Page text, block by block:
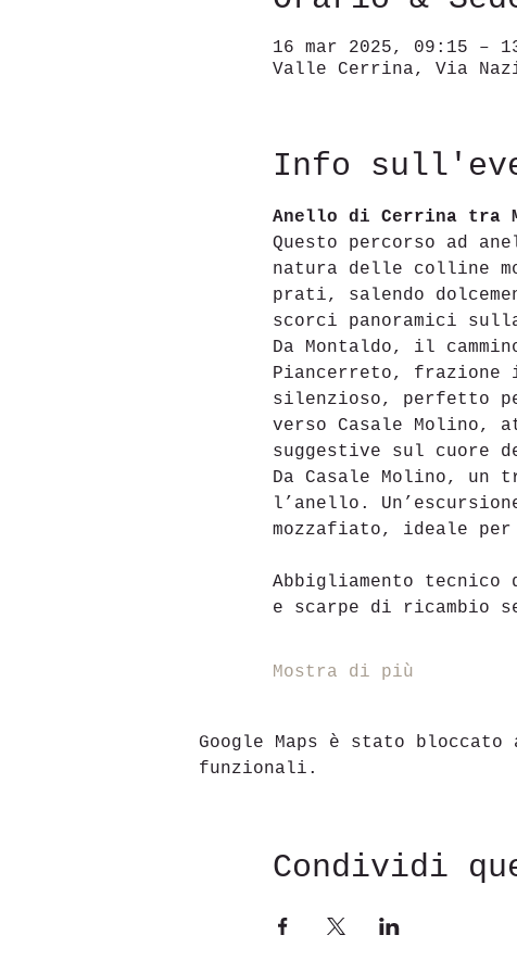
16 mar 2025, 09:15 –
Valle Cerrina, Via
Info
Anello di Cerrina tra
Questo percorso ad
natura delle colline
prati, salendo
scorci panoramici
Da Montaldo, il
Piancerreto, frazione
silenzioso, perfetto
verso Casale Molino,
suggestive sul cuore
Da Casale Molino, un
l’anello.
mozzafiato, ideale
Abbigliamento
e scarpe di ricambio
Mostra di più
Google Maps è stato
funzionali.
Condividi